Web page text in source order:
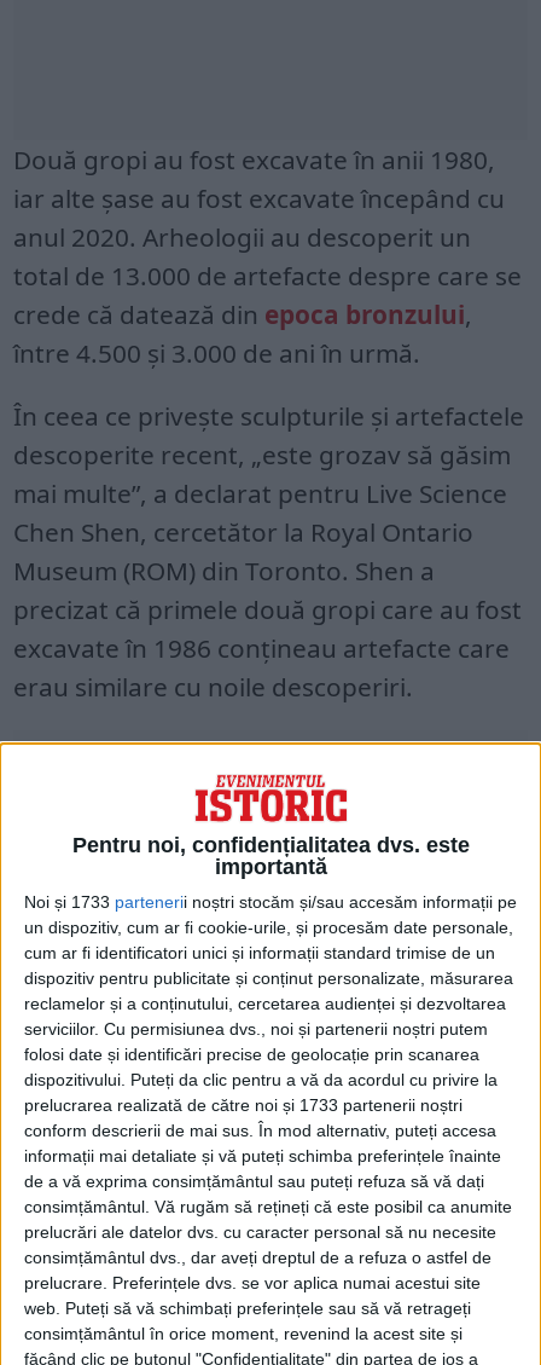
Pentru noi, confidențialitatea dvs. este
importantă
Noi și 1733 partenerii noștri stocăm și/sau accesăm informații pe
un dispozitiv, cum ar fi cookie-urile, și procesăm date personale,
cum ar fi identificatori unici și informații standard trimise de un
dispozitiv pentru publicitate și conținut personalizate, măsurarea
reclamelor și a conținutului, cercetarea audienței și dezvoltarea
serviciilor. Cu permisiunea dvs., noi și partenerii noștri putem
folosi date și identificări precise de geolocație prin scanarea
dispozitivului. Puteți da clic pentru a vă da acordul cu privire la
prelucrarea realizată de către noi și 1733 partenerii noștri
conform descrierii de mai sus. În mod alternativ, puteți accesa
informații mai detaliate și vă puteți schimba preferințele înainte
de a vă exprima consimțământul sau puteți refuza să vă dați
consimțământul. Vă rugăm să rețineți că este posibil ca anumite
prelucrări ale datelor dvs. cu caracter personal să nu necesite
consimțământul dvs., dar aveți dreptul de a refuza o astfel de
prelucrare. Preferințele dvs. se vor aplica numai acestui site
web. Puteți să vă schimbați preferințele sau să vă retrageți
consimțământul în orice moment, revenind la acest site și
făcând clic pe butonul "Confidențialitate" din partea de jos a
Două gropi au fost excavate în anii 1980,
iar alte șase au fost excavate începând cu
anul 2020. Arheologii au descoperit un
total de 13.000 de artefacte despre care se
crede că datează din epoca bronzului,
între 4.500 și 3.000 de ani în urmă.
În ceea ce privește sculpturile și artefactele
descoperite recent, „este grozav să găsim
mai multe”, a declarat pentru Live Science
Chen Shen, cercetător la Royal Ontario
Museum (ROM) din Toronto. Shen a
precizat că primele două gropi care au fost
excavate în 1986 conțineau artefacte care
erau similare cu noile descoperiri.
Până în prezent, nu au fost găsite acolo
dovezi de înmormântări sau incinerare
umană, ceea ce sugerează că gropile nu
erau probabil funerare, a spus Shen. Cu
toate acestea, este posibil ca aceste gropi
și adăugarea de artefacte să fi avut un
scop ritual. Unele dintre artefacte prezintă
semne de a fi fost sparte sau arse în mod